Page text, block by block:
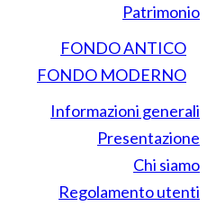
Patrimonio
FONDO ANTICO
FONDO MODERNO
Informazioni generali
Presentazione
Chi siamo
Regolamento utenti